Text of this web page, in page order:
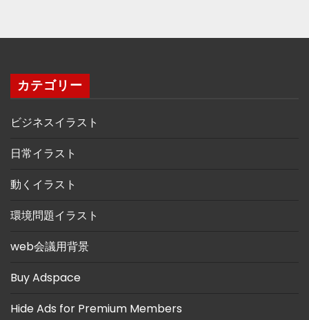
カテゴリー
ビジネスイラスト
日常イラスト
動くイラスト
環境問題イラスト
web会議用背景
Buy Adspace
Hide Ads for Premium Members